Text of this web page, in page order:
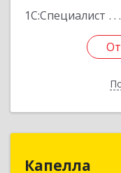
1С:Специалист
Капелла